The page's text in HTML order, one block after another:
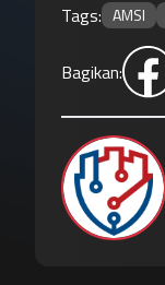
Tags: AMSI
Bagikan: